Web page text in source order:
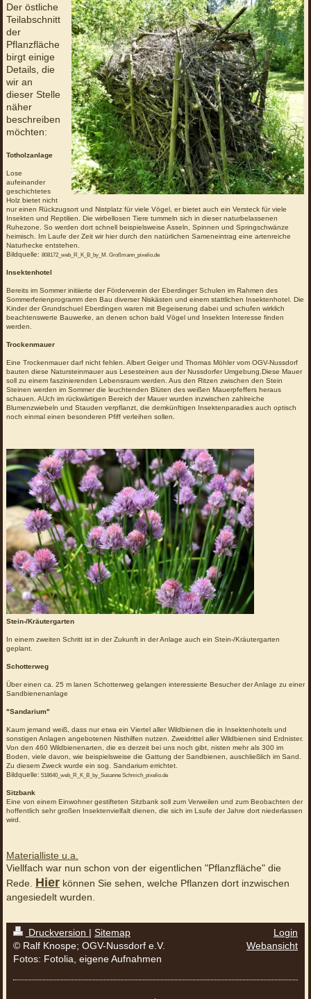
Der östliche
Teilabschnitt
der
Pflanzfläche
birgt einige
Details, die
wir an
dieser Stelle
näher
beschreiben
möchten:
Totholzanlage
Lose
aufeinander
geschichtetes
Holz bietet nicht
nur einen Rückzugsort und Nistplatz für viele Vögel, er bietet auch ein Versteck für viele
Insekten und Reptilien. Die wirbellosen Tiere tummeln sich in dieser naturbelassenen
Ruhezone. So werden dort schnell beispielsweise Asseln, Spinnen und Springschwänze
heimisch. Im Laufe der Zeit wir hier durch den natürlichen Sameneintrag eine artenreiche
Naturhecke entstehen.
Bildquelle: 808172_web_R_K_B_by_M. Großmann_pixelio.de
Insektenhotel
Bereits im Sommer initiierte der Förderverein der Eberdinger Schulen im Rahmen des
Sommerferienprogramm den Bau diverser Niskästen und einem stattlichen Insektenhotel. Die
Kinder der Grundschuel Eberdingen waren mit Begeiserung dabei und schufen wirklich
beachtenswerte Bauwerke, an denen schon bald Vögel und Insekten Interesse finden
werden.
Trockenmauer
Eine Trockenmauer darf nicht fehlen. Albert Geiger und Thomas Möhler vom OGV-Nussdorf
bauten diese Natursteinmauer aus Lesesteinen aus der Nussdorfer Umgebung.Diese Mauer
soll zu einem faszinierenden Lebensraum werden. Aus den Ritzen zwischen den Stein
Steinen werden im Sommer die leuchtenden Blüten des weißen Mauerpfeffers heraus
schauen. AUch im rückwärtigen Bereich der Mauer wurden inzwischen zahlreiche
Blumenzwiebeln und Stauden verpflanzt, die demkünftigen Insektenparadies auch optisch
noch einmal einen besonderen Pfiff verleihen sollen.
Stein-/Kräutergarten
In einem zweiten Schritt ist in der Zukunft in der Anlage auch ein Stein-/Kräutergarten
geplant.
Schotterweg
Über einen ca. 25 m lanen Schotterweg gelangen interessierte Besucher der Anlage zu einer
Sandbienenanlage
"Sandarium"
Kaum jemand weiß, dass nur etwa ein Viertel aller Wildbienen die in Insektenhotels und
sonstigen Anlagen angebotenen Nisthilfen nutzen. Zweidrittel aller Wildbienen sind Erdnister.
Von den 460 Wildbienenarten, die es derzeit bei uns noch gibt, nisten mehr als 300 im
Boden, viele davon, wie beispielsweise die Gattung der Sandbienen, auschließlich im Sand.
Zu diesem Zweck wurde ein sog. Sandarium errichtet.
Bildquelle: 518640_web_R_K_B_by_Susanne Schmich_pixelio.de
Sitzbank
Eine von einem Einwohner gestifteten Sitzbank soll zum Verweilen und zum Beobachten der
hoffentlich sehr großen Insektenvielfalt dienen, die sich im Lsufe der Jahre dort niederlassen
wird.
Materialliste u.a.
Viellfach war nun schon von der eigentlichen "Pflanzfläche" die
Rede. Hierkönnen Sie sehen, welche Pflanzen dort inzwischen
angesiedelt wurden.
Druckversion | Sitemap
© Ralf Knospe; OGV-Nussdorf e.V.
Fotos: Fotolia, eigene Aufnahmen
Login
Webansicht